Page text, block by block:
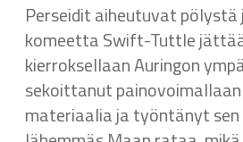
Perseidit aiheutuvat
komeetta Swift-Tuttle
kierroksellaan Auringon
sekoittanut
materiaalia ja työntänyt